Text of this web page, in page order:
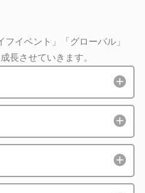
イベント」「グローバル」
長させていきます。